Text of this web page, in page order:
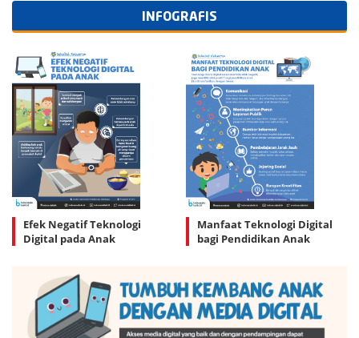
INFOGRAFIS
Efek Negatif Teknologi
Digital pada Anak
Manfaat Teknologi Digital
bagi Pendidikan Anak